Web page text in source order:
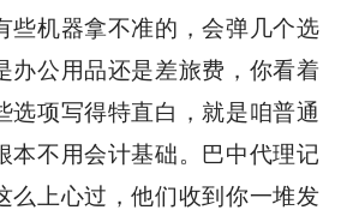
些机器拿不准的，会弹几个选
办公用品还是差旅费，你看着
选项写得特直白，就是咱普通
本不用会计基础。巴中代理记
么上心过，他们收到你一堆发